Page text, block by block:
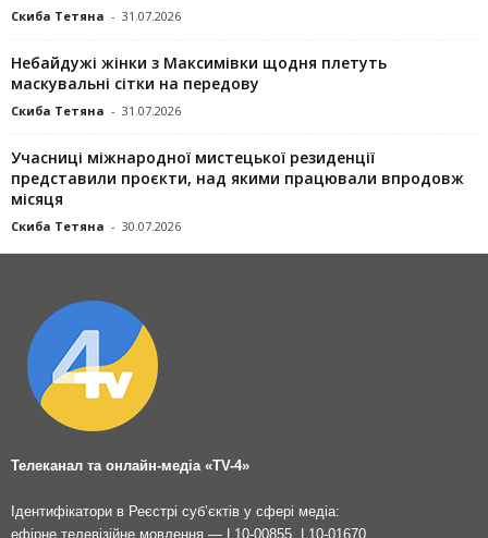
Скиба Тетяна - 31.07.2026
Небайдужі жінки з Максимівки щодня плетуть
маскувальні сітки на передову
Скиба Тетяна - 31.07.2026
Учасниці міжнародної мистецької резиденції
представили проєкти, над якими працювали впродовж
місяця
Скиба Тетяна - 30.07.2026
Телеканал та онлайн-медіа «TV-4»
Ідентифікатори в Реєстрі суб’єктів у сфері медіа:
ефірне телевізійне мовлення — L10-00855, L10-01670